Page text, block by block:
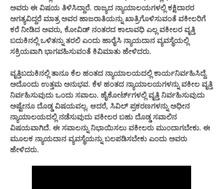
ಅವರು ಈ ವಿಷಯ ತಿಳಿಸಿದ್ದಾರೆ. ರಾಜ್ಯದ ನ್ಯಾಯಾಲಯಗಳಲ್ಲಿ ಕಕ್ಷಿದಾರರ
ಅಗತ್ಯವಿದ್ದರೆ ಮಾತ್ರ ಅವರ ಹಾಜರಾತಿಯನ್ನು ಖಾತ್ರಿಗೊಳಿಸುವಂತೆ ವಕೀಲರಿಗೆ
ಕರೆ ನೀಡಿದ ಅವರು, ಕೋವಿಡ್ ನಂತರದ ಕಾಲಾವಧಿ ಎಲ್ಲ ವಕೀಲರ ವೃತ್ತಿ
ಬದುಕಿನಲ್ಲಿ ಒಳಿತನ್ನು ತರಲಿ ಎಂದು ಹಾರೈಸಿ ನ್ಯಾಯದಾನ ವ್ಯವಸ್ಥೆಯಲ್ಲಿ
ಸಕ್ರಿಯವಾಗಿ ಭಾಗವಹಿಸುವಂತೆ ಕಿವಿಮಾತು ಹೇಳಿದರು.
ವೃತ್ತಿಬದುಕಿನಲ್ಲಿ ತಾನೂ ಕೆಲ ಹಂತದ ನ್ಯಾಯಾಲಯದಲ್ಲಿ ಕಾರ್ಯನಿರ್ವಹಿಸಿದ್ದೆ.
ಅದೊಂದು ಉತ್ತಮ ಅನುಭವ. ಕೆಳ ಹಂತದ ನ್ಯಾಯಾಲಯಗಳನ್ನು ವಕೀಲ ವೃತ್ತಿ
ನಿರ್ವಹಿಸುವುದು ಒಂದು ಸವಾಲು. ಹೈಕೋರ್ಟ್‌ಗಳಲ್ಲಿ ವೃತ್ತಿ ನಿರ್ವಹಿಸುವುದು
ಅಷ್ಟೇನೂ ದೊಡ್ಡ ವಿಷಯವಲ್ಲ. ಆದರೆ, ಸಿವಿಲ್ ಪ್ರಕರಣಗಳನ್ನು ಅಧೀನ
ನ್ಯಾಯಾಲಯದಲ್ಲಿ ನಡೆಸುವುದು ವಕೀಲರ ಬಹು ದೊಡ್ಡ ಸವಾಲಿನ
ವಿಷಯವಾಗಿದೆ. ಈ ಸವಾಲನ್ನು ನಿಭಾಯಿಸಲು ವಕೀಲರು ಮುಂದಾಗಬೇಕು. ಈ
ಮೂಲಕ ನ್ಯಾಯದಾನ ವ್ಯವಸ್ಥೆಯನ್ನು ಬಲಪಡಿಸಬೇಕು ಎಂದು ಅವರು
ಹೇಳಿದರು.